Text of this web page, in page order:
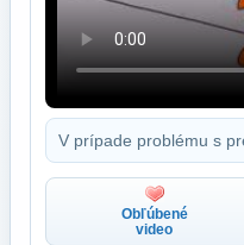
V prípade problému s
Obľúbené
video